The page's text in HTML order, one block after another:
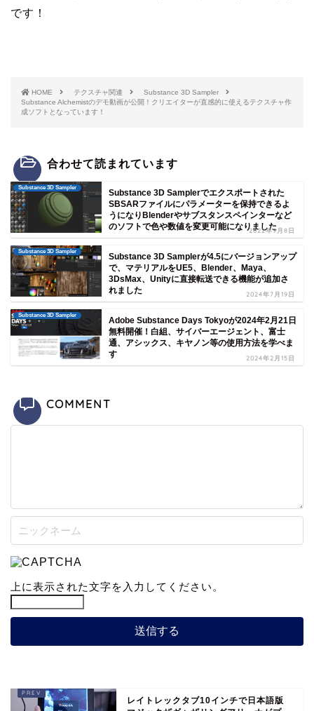
です！
HOME テクスチャ関連
Substance 3D Sampler
Substance Alchemistのデモ動画が公開！クリエイターが直感的に使えるテクスチャ作
成ソフトとなっています！
合わせて読まれています
Substance 3D Sampler
Substance 3D Samplerでエクスポートされた
SBSARファイルにパラメーターを保持できるよ
うになりBlenderやサブスタンスペインターなど
のソフトで色や数値を変更可能になりました
2022年9月8日
Substance 3D Sampler
Substance 3D Samplerが4.5にバージョンアップ
で、マテリアルをUE5、Blender、Maya、
3DsMax、Unityに直接転送できる機能が追加さ
れました
2024年7月19日
Substance 3D Sampler
Adobe Substance Days Tokyoが2024年2月21日
無料開催！白組、サイバーエージェント、富士
通、アシックス、キヤノン等の使用方法を学べま
す
2024年2月15日
COMMENT
上に表示された文字を入力してください。
レイトレックタブ10インチで日本語版